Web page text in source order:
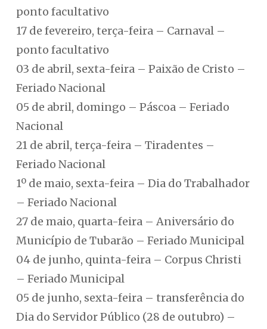
ponto facultativo
17 de fevereiro, terça-feira – Carnaval –
ponto facultativo
03 de abril, sexta-feira – Paixão de Cristo –
Feriado Nacional
05 de abril, domingo – Páscoa – Feriado
Nacional
21 de abril, terça-feira – Tiradentes –
Feriado Nacional
1º de maio, sexta-feira – Dia do Trabalhador
– Feriado Nacional
27 de maio, quarta-feira – Aniversário do
Município de Tubarão – Feriado Municipal
04 de junho, quinta-feira – Corpus Christi
– Feriado Municipal
05 de junho, sexta-feira – transferência do
Dia do Servidor Público (28 de outubro) –